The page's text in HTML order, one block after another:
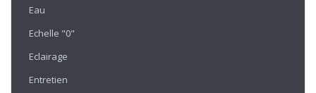
Eau
Echelle "0"
Eclairage
Entretien